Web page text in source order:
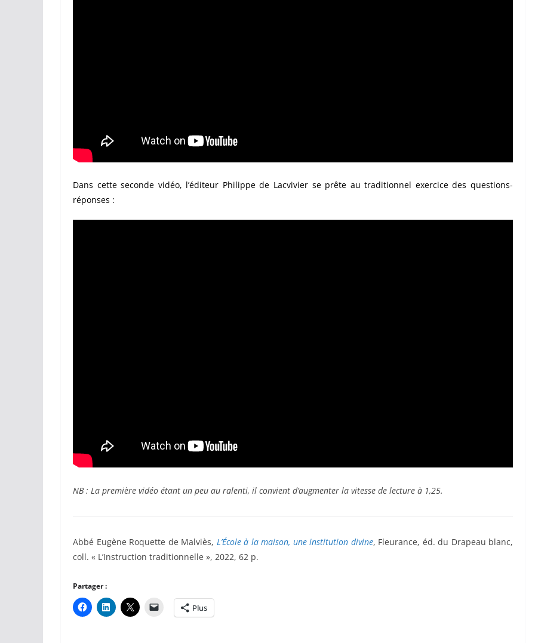
Dans cette seconde vidéo, l’éditeur Philippe de Lacvivier se prête au traditionnel exercice des questions-
réponses :
NB : La première vidéo étant un peu au ralenti, il convient d’augmenter la vitesse de lecture à 1,25.
Abbé Eugène Roquette de Malviès, L’École à la maison, une institution divine, Fleurance, éd. du Drapeau blanc,
coll. « L’Instruction traditionnelle », 2022, 62 p.
Partager :
Plus